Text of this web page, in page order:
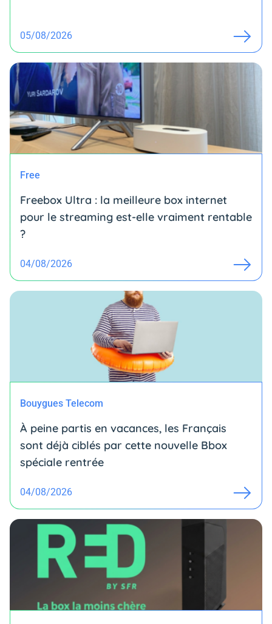
05/08/2026
Free
Freebox Ultra : la meilleure box internet
pour le streaming est-elle vraiment rentable
?
04/08/2026
Bouygues Telecom
À peine partis en vacances, les Français
sont déjà ciblés par cette nouvelle Bbox
spéciale rentrée
04/08/2026